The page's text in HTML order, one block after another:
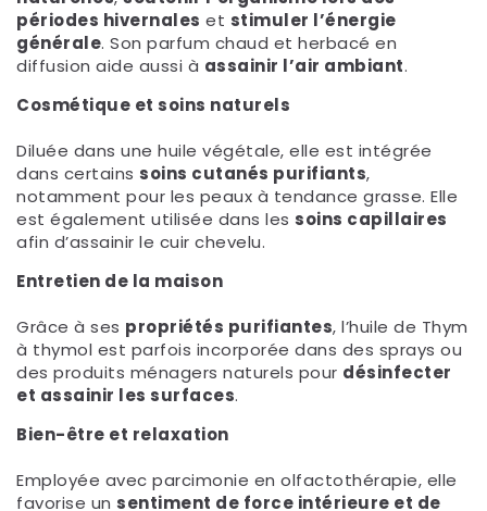
périodes hivernales et stimuler l’énergie
générale. Son parfum chaud et herbacé en
diffusion aide aussi à assainir l’air ambiant.
Cosmétique et soins naturels
Diluée dans une huile végétale, elle est intégrée
dans certains soins cutanés purifiants,
notamment pour les peaux à tendance grasse. Elle
est également utilisée dans les soins capillaires
afin d’assainir le cuir chevelu.
Entretien de la maison
Grâce à ses propriétés purifiantes, l’huile de Thym
à thymol est parfois incorporée dans des sprays ou
des produits ménagers naturels pour désinfecter
et assainir les surfaces.
Bien-être et relaxation
Employée avec parcimonie en olfactothérapie, elle
favorise un sentiment de force intérieure et de